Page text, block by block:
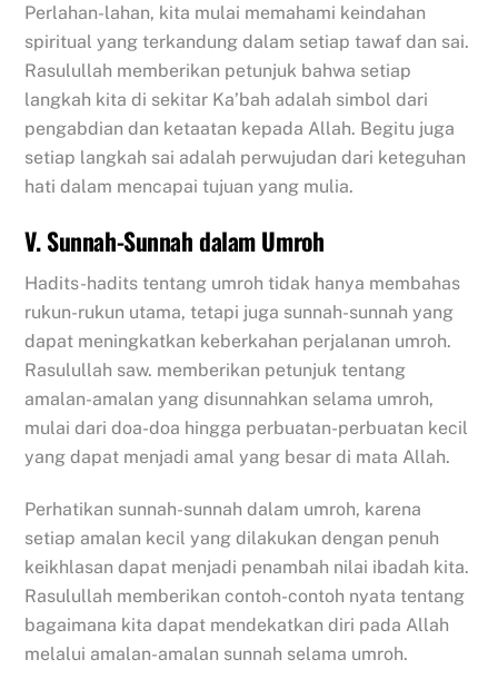
Perlahan-lahan, kita mulai memahami keindahan
spiritual yang terkandung dalam setiap tawaf dan sai.
Rasulullah memberikan petunjuk bahwa setiap
langkah kita di sekitar Ka’bah adalah simbol dari
pengabdian dan ketaatan kepada Allah. Begitu juga
setiap langkah sai adalah perwujudan dari keteguhan
hati dalam mencapai tujuan yang mulia.
V. Sunnah-Sunnah dalam Umroh
Hadits-hadits tentang umroh tidak hanya membahas
rukun-rukun utama, tetapi juga sunnah-sunnah yang
dapat meningkatkan keberkahan perjalanan umroh.
Rasulullah saw. memberikan petunjuk tentang
amalan-amalan yang disunnahkan selama umroh,
mulai dari doa-doa hingga perbuatan-perbuatan kecil
yang dapat menjadi amal yang besar di mata Allah.
Perhatikan sunnah-sunnah dalam umroh, karena
setiap amalan kecil yang dilakukan dengan penuh
keikhlasan dapat menjadi penambah nilai ibadah kita.
Rasulullah memberikan contoh-contoh nyata tentang
bagaimana kita dapat mendekatkan diri pada Allah
melalui amalan-amalan sunnah selama umroh.